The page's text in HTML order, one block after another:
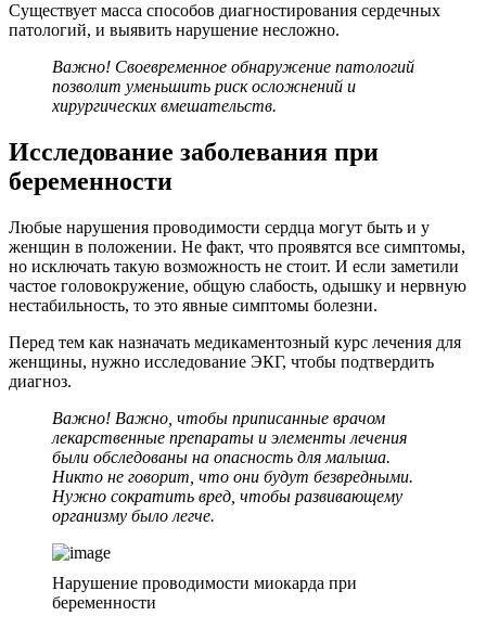
Существует масса способов диагностирования сердечных
патологий, и выявить нарушение несложно.
Важно! Своевременное обнаружение патологий
позволит уменьшить риск осложнений и
хирургических вмешательств.
Исследование заболевания при
беременности
Любые нарушения проводимости сердца могут быть и у
женщин в положении. Не факт, что проявятся все симптомы,
но исключать такую возможность не стоит. И если заметили
частое головокружение, общую слабость, одышку и нервную
нестабильность, то это явные симптомы болезни.
Перед тем как назначать медикаментозный курс лечения для
женщины, нужно исследование ЭКГ, чтобы подтвердить
диагноз.
Важно! Важно, чтобы приписанные врачом
лекарственные препараты и элементы лечения
были обследованы на опасность для малыша.
Никто не говорит, что они будут безвредными.
Нужно сократить вред, чтобы развивающему
организму было легче.
Нарушение проводимости миокарда при
беременности